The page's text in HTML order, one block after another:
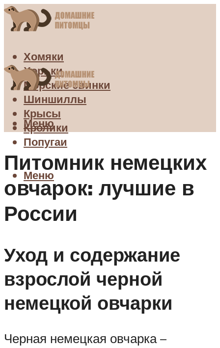
Хомяки
Хорьки
Морские свинки
Шиншиллы
Крысы
Кролики
Попугаи
Меню
Меню
Питомник немецких
овчарок: лучшие в
России
Уход и содержание
взрослой черной
немецкой овчарки
Черная немецкая овчарка –